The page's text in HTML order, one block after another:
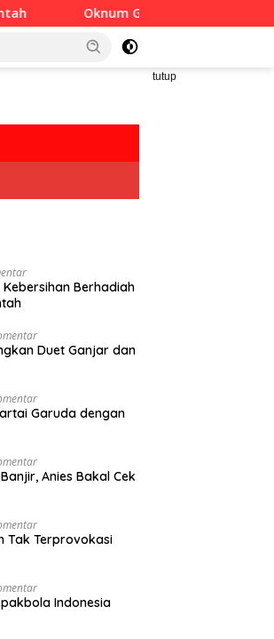
Guru Diduga Langgar Disiplin Jam Kerja
tutup
Berhadiah
Duet Ganjar dan
Garuda dengan
Anies Bakal Cek
Tak Terprovokasi
Indonesia